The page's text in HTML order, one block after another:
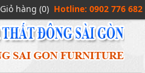
Giỏ hàng (0) Hotline: 0902 776 682